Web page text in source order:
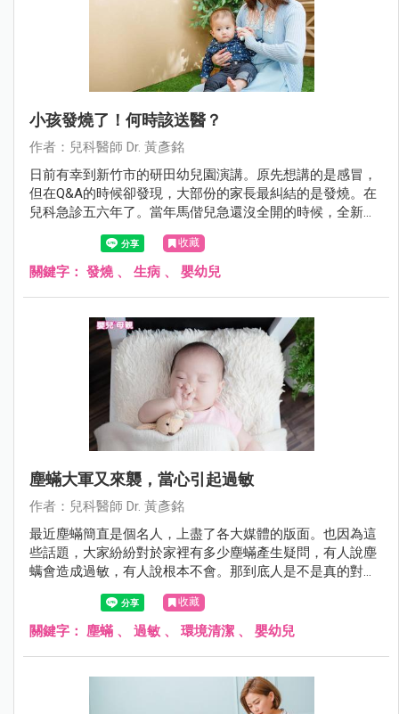
小孩發燒了！何時該送醫？
作者：兒科醫師 Dr. 黃彥銘
日前有幸到新竹市的研田幼兒園演講。原先想講的是感冒，
但在Q&A的時候卻發現，大部份的家長最糾結的是發燒。在
兒科急診五六年了。當年馬偕兒急還沒全開的時候，全新竹
縣市退不了燒的孩子幾乎全都擠來這裡，我想我還算有資格
在這裡教大家幾招，在面對發燒，爸媽如何處置與辨別方
法。
收藏
關鍵字： 發燒、 生病 、 嬰幼兒
塵蟎大軍又來襲，當心引起過敏
作者：兒科醫師 Dr. 黃彥銘
最近塵蟎簡直是個名人，上盡了各大媒體的版面。也因為這
些話題，大家紛紛對於家裡有多少塵蟎產生疑問，有人說塵
螨會造成過敏，有人說根本不會。那到底人是不是真的對塵
蟎會過敏呢？讓黃醫師在這裡為您解答！
收藏
關鍵字： 塵蟎 、 過敏 、 環境清潔 、 嬰幼兒